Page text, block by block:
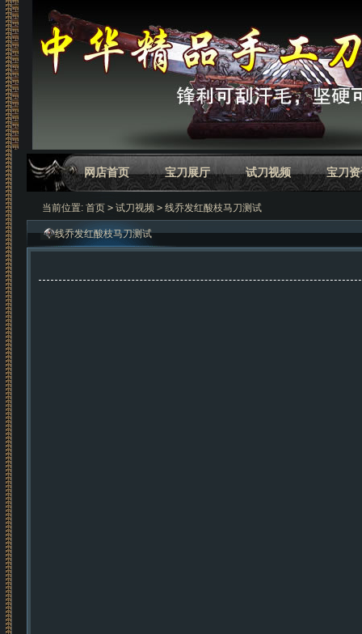
网店首页 宝刀展厅 试刀视频 宝刀
当前位置:首页 > 试刀视频 > 线乔发红酸枝马刀测试
线乔发红酸枝马刀测试